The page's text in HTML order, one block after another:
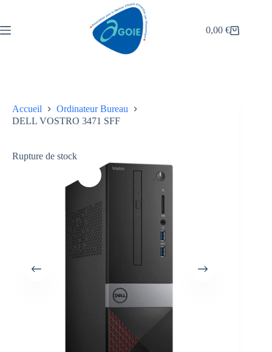
0,00€
Accueil
Ordinateur Bureau
DELL VOSTRO 3471 SFF
Rupture de stock